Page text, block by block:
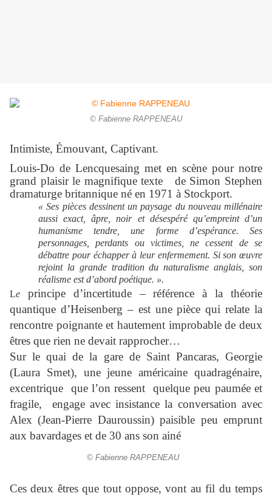
© Fabienne RAPPENEAU
Intimiste, Émouvant, Captivant.
Louis-Do de Lencquesaing met en scène pour notre
grand plaisir le magnifique texte de Simon Stephen
dramaturge britannique né en 1971 à Stockport.
« Ses pièces dessinent un paysage du nouveau millénaire
aussi exact, âpre, noir et désespéré qu’empreint d’un
humanisme tendre, une forme d’espérance. Ses
personnages, perdants ou victimes, ne cessent de se
débattre pour échapper à leur enfermement. Si son œuvre
rejoint la grande tradition du naturalisme anglais, son
réalisme est d’abord poétique. ».
Le
principe d’incertitude – référence à la théorie
quantique d’Heisenberg – est une pièce qui relate la
rencontre poignante et hautement improbable de deux
êtres que rien ne devait rapprocher…
Sur le quai de la gare de Saint Pancaras, Georgie
(Laura Smet), une jeune américaine quadragénaire,
excentrique que l’on ressent quelque peu paumée et
fragile, engage avec insistance la conversation avec
Alex (Jean-Pierre Dauroussin) paisible peu emprunt
aux bavardages et de 30 ans son ainé
© Fabienne RAPPENEAU
Ces deux êtres que tout oppose, vont au fil du temps